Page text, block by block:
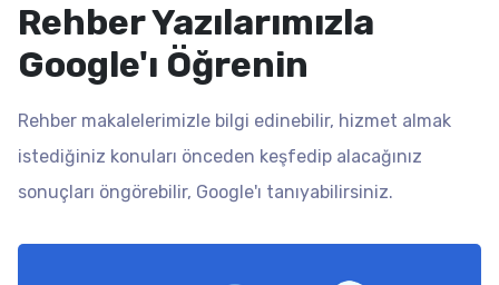
Rehber Yazılarımızla
Google'ı Öğrenin
Rehber makalelerimizle bilgi edinebilir, hizmet almak
istediğiniz konuları önceden keşfedip alacağınız
sonuçları öngörebilir, Google'ı tanıyabilirsiniz.